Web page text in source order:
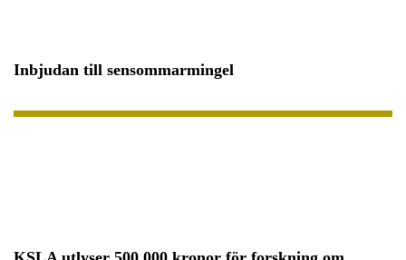
Inbjudan till sensommarmingel